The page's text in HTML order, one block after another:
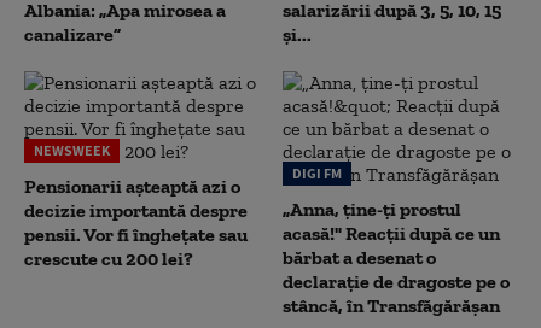
Albania: „Apa mirosea a
canalizare”
salarizării după 3, 5, 10, 15
și...
NEWSWEEK
Pensionarii așteaptă azi o
decizie importantă despre
pensii. Vor fi înghețate sau
crescute cu 200 lei?
DIGI FM
„Anna, ţine-ţi prostul
acasă!" Reacţii după ce un
bărbat a desenat o
declaraţie de dragoste pe o
stâncă, în Transfăgărăşan